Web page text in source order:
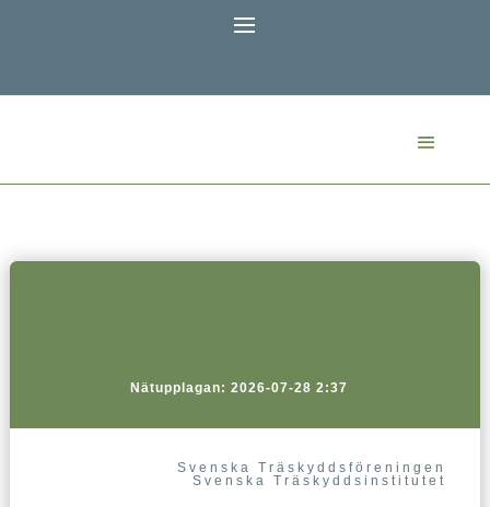
Nätupplagan: 2026-07-28 2:37
Svenska Träskyddsföreningen
Svenska Träskyddsinstitutet